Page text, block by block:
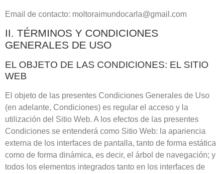
Email de contacto: moltoraimundocarla@gmail.com
II. TÉRMINOS Y CONDICIONES
GENERALES DE USO
EL OBJETO DE LAS CONDICIONES: EL SITIO
WEB
El objeto de las presentes Condiciones Generales de Uso
(en adelante, Condiciones) es regular el acceso y la
utilización del Sitio Web. A los efectos de las presentes
Condiciones se entenderá como Sitio Web: la apariencia
externa de los interfaces de pantalla, tanto de forma estática
como de forma dinámica, es decir, el árbol de navegación; y
todos los elementos integrados tanto en los interfaces de